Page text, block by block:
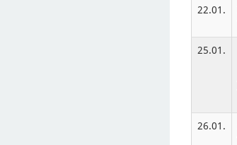
22.01.
25.01.
26.01.